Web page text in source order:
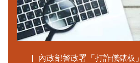
內政部警政署「打詐儀錶板」